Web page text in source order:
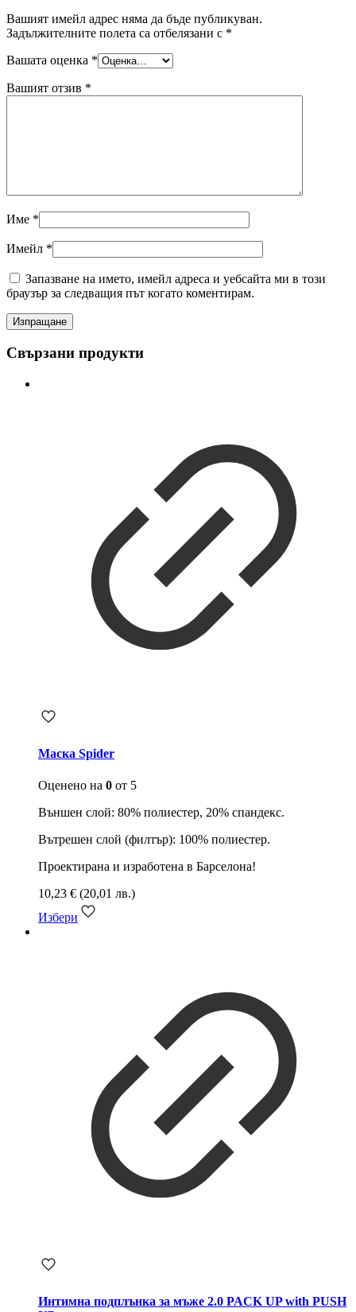
Вашият имейл адрес няма да бъде публикуван.
Задължителните полета са отбелязани с *
Вашата оценка *
Вашият отзив *
Име *
Имейл *
Запазване на името, имейл адреса и уебсайта ми в този
браузър за следващия път когато коментирам.
Свързани продукти
Маска Spider
Оценено на 0 от 5
Външен слой: 80% полиестер, 20% спандекс.
Вътрешен слой (филтър): 100% полиестер.
Проектирана и изработена в Барселона!
10,23 € (20,01 лв.)
Избери
Интимна подплънка за мъже 2.0 PACK UP with PUSH